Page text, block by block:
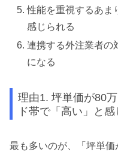
性能を重視するあま
感じられる
連携する外注業者の
になる
理由1. 坪単価が80
ド帯で「高い」と感
最も多いのが、「坪単